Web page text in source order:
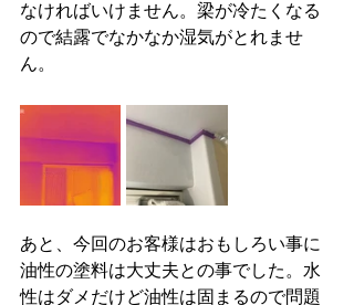
なければいけません。梁が冷たくなる
ので結露でなかなか湿気がとれませ
ん。
あと、今回のお客様はおもしろい事に
油性の塗料は大丈夫との事でした。水
性はダメだけど油性は固まるので問題